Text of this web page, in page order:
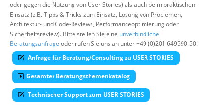
Über uns
Suche
oder gegen die Nutzung von User Stories) als auch beim praktischen
Einsatz (z.B. Tipps & Tricks zum Einsatz, Lösung von Problemen,
Architektur- und Code-Reviews, Performanceoptimierung oder
Sicherheitsreview). Bitte stellen Sie eine unverbindliche
Beratungsanfrage oder rufen Sie uns an unter +49 (0)201 649590-50!
Anfrage für Beratung/Consulting zu USER STORIES
Gesamter Beratungsthemenkatalog
Technischer Support zum USER STORIES